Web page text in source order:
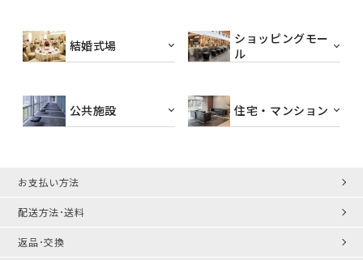
結婚式場
ショッピングモー
ル
公共施設 住宅・マンション
お支払い方法
配送方法･送料
返品･交換